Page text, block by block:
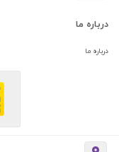
درباره ما
درباره ما